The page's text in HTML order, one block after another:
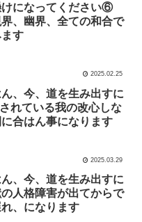
けになってください⑥
、幽界、全ての和合で
す
2025.02.25
、今、道を生み出すに
れている我の改心しな
合はん事になります
2025.03.29
、今、道を生み出すに
人格障害が出てからで
、になります